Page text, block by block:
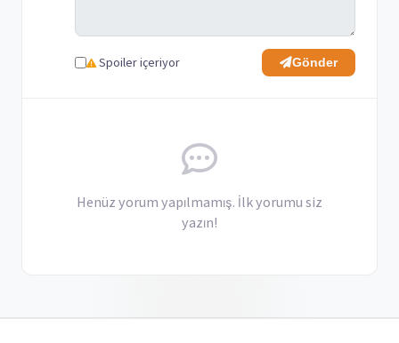
Spoiler içeriyor Gönder
Henüz yorum yapılmamış. İlk yorumu siz
yazın!